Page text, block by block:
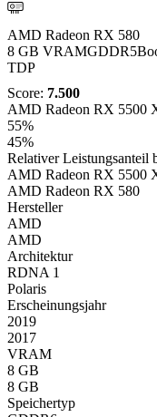
AMD Radeon RX 580
8 GB VRAMGDDR5
TDP
Score: 7.500
AMD Radeon RX 5500
55%
45%
Relativer Leistungsanteil
AMD Radeon RX 5500
AMD Radeon RX 580
Hersteller
AMD
AMD
Architektur
RDNA 1
Polaris
Erscheinungsjahr
2019
2017
VRAM
8 GB
8 GB
Speichertyp